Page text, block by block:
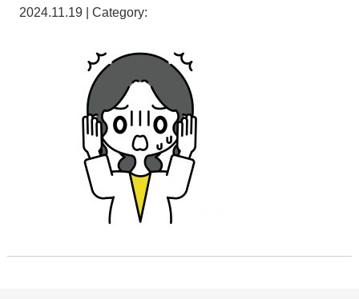
2024.11.19 | Category: